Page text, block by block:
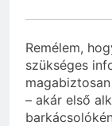
Remélem,
szükséges
– akár első